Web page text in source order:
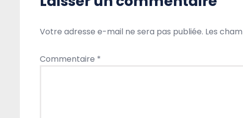
Votre adresse e-mail ne sera pas publiée. Les
Commentaire *